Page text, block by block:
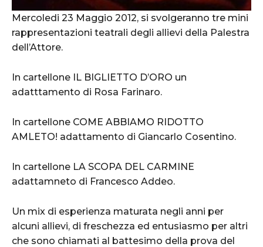
Mercoledi 23 Maggio 2012, si svolgeranno tre mini
rappresentazioni teatrali degli allievi della Palestra
dell’Attore.
In cartellone IL BIGLIETTO D’ORO un
adatttamento di Rosa Farinaro.
In cartellone COME ABBIAMO RIDOTTO
AMLETO! adattamento di Giancarlo Cosentino.
In cartellone LA SCOPA DEL CARMINE
adattamneto di Francesco Addeo.
Un mix di esperienza maturata negli anni per
alcuni allievi, di freschezza ed entusiasmo per altri
che sono chiamati al battesimo della prova del